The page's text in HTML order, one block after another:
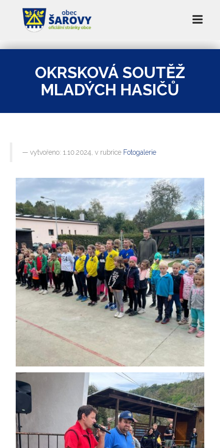
OKRSKOVÁ SOUTĚŽ
MLADÝCH HASIČŮ
vytvořeno: 1.10.2024, v rubrice Fotogalerie